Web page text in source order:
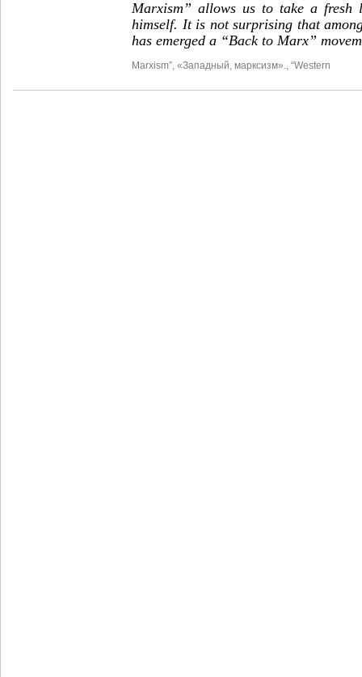
Marxism” allows us to take a
himself. It is not surprising that
has emerged a “Back to Marx”
Marxism” «Западный марксизм». “Western